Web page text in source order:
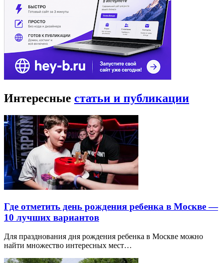
Интересные статьи и публикации
Где отметить день рождения ребенка в Москве —
10 лучших вариантов
Для празднования дня рождения ребенка в Москве можно
найти множество интересных мест…